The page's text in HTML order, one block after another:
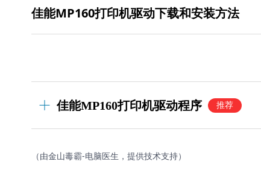
佳能MP160打印机驱动下载和安装方法
佳能MP160打印机驱动程序 推荐
（由金山毒霸-电脑医生，提供技术支持）